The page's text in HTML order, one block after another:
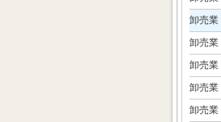
卸売業
卸売業
卸売業
卸売業
卸売業